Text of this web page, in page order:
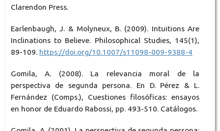
Clarendon Press.
Earlenbaugh, J. & Molyneux, B. (2009). Intuitions Are
Inclinations to Believe. Philosophical Studies, 145(1),
89-109. https://doi.org/10.1007/s11098-009-9388-4
Gomila, A. (2008). La relevancia moral de la
perspectiva de segunda persona. En D. Pérez & L.
Fernández (Comps.), Cuestiones filosóficas: ensayos
en honor de Eduardo Rabossi, pp. 493-510. Catálogos.